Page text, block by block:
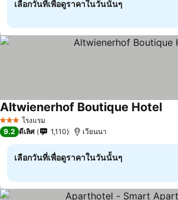
เลือกวันที่เพื่อดูราคาในวันนั้นๆ
3 ดาว โรงแรม
Altwienerhof Boutique Hotelดูรา
9.2 ดีเลิศ 1,110 เวียนนา
เลือกวันที่เพื่อดูราคาในวันนั้นๆ